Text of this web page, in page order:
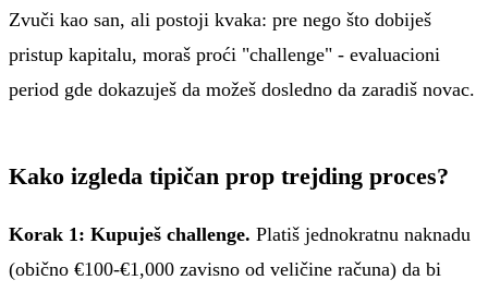
Zvuči kao san, ali postoji kvaka: pre nego što dobiješ
pristup kapitalu, moraš proći "challenge" - evaluacioni
period gde dokazuješ da možeš dosledno da zaradiš novac.
Kako izgleda tipičan prop trejding proces?
Korak 1: Kupuješ challenge. Platiš jednokratnu naknadu
(obično €100-€1,000 zavisno od veličine računa) da bi